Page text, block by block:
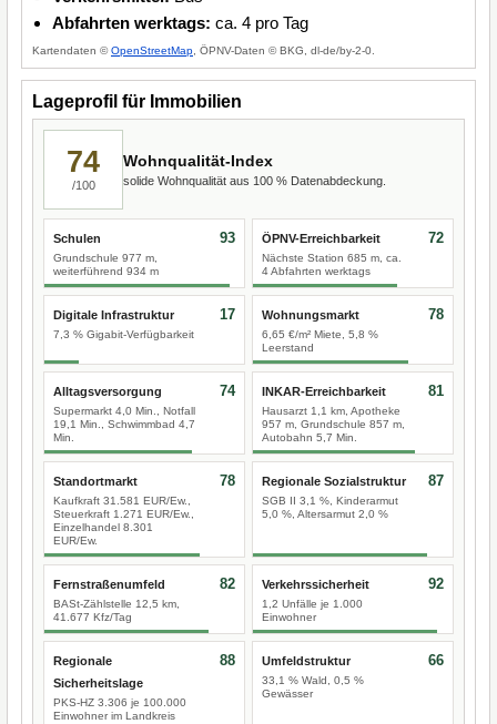
Abfahrten werktags: ca. 4 pro Tag
Kartendaten ©OpenStreetMap , ÖPNV-Daten © BKG, dl-de/by-2-0.
Lageprofil für Immobilien
74
/100
Wohnqualität-Index
solide Wohnqualität aus 100 % Datenabdeckung.
Schulen
Grundschule 977 m,
weiterführend 934 m
93 ÖPNV-Erreichbarkeit
Nächste Station 685 m, ca.
4 Abfahrten werktags
72
Digitale Infrastruktur
7,3 % Gigabit-Verfügbarkeit
17 Wohnungsmarkt
6,65 €/m² Miete, 5,8 %
Leerstand
78
Alltagsversorgung
Supermarkt 4,0 Min., Notfall
19,1 Min., Schwimmbad 4,7
Min.
74 INKAR-Erreichbarkeit
Hausarzt 1,1 km, Apotheke
957 m, Grundschule 857 m,
Autobahn 5,7 Min.
81
Standortmarkt
Kaufkraft 31.581 EUR/Ew.,
Steuerkraft 1.271 EUR/Ew.,
Einzelhandel 8.301
EUR/Ew.
78 Regionale Sozialstruktur
SGB II 3,1 %, Kinderarmut
5,0 %, Altersarmut 2,0 %
87
Fernstraßenumfeld
BASt-Zählstelle 12,5 km,
41.677 Kfz/Tag
82 Verkehrssicherheit
1,2 Unfälle je 1.000
Einwohner
92
Regionale
Sicherheitslage
PKS-HZ 3.306 je 100.000
Einwohner im Landkreis
88 Umfeldstruktur
33,1 % Wald, 0,5 %
Gewässer
66